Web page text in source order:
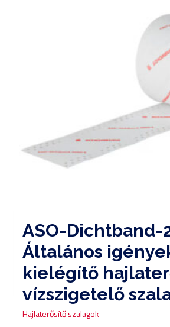
ASO-Dichtband-
Általános
kielégítő
vízszigetelő
Hajlaterősítő szalagok